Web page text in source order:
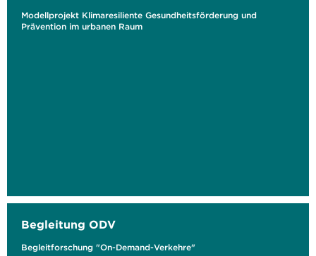
Modellprojekt Klimaresiliente Gesundheitsförderung und
Prävention im urbanen Raum
Begleitung ODV
Begleitforschung "On-Demand-Verkehre"